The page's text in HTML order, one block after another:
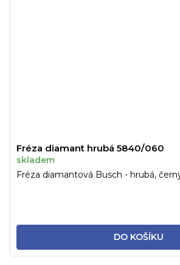
Fréza diamant hrubá 5840/060
skladem
DO KOŠÍKU
Fréza diamantová Busch - hrubá,